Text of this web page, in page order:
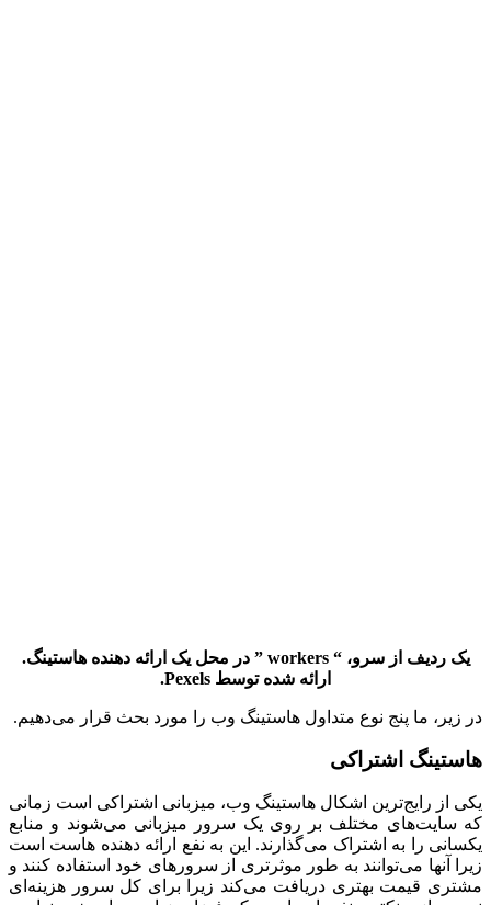
یک ردیف از سرو، “ workers ” در محل یک ارائه دهنده هاستینگ.
ارائه شده توسط Pexels
.
در زیر، ما پنج نوع متداول هاستینگ وب را مورد بحث قرار می‌دهیم.
هاستینگ اشتراکی
یکی از رایج‌ترین اشکال هاستینگ وب، میزبانی اشتراکی است زمانی
که سایت‌های مختلف بر روی یک سرور میزبانی می‌شوند و منابع
یکسانی را به اشتراک می‌گذارند. این به نفع ارائه دهنده هاست است
زیرا آنها می‌توانند به طور موثرتری از سرورهای خود استفاده کنند و
مشتری قیمت بهتری دریافت می‌کند زیرا برای کل سرور هزینه‌ای